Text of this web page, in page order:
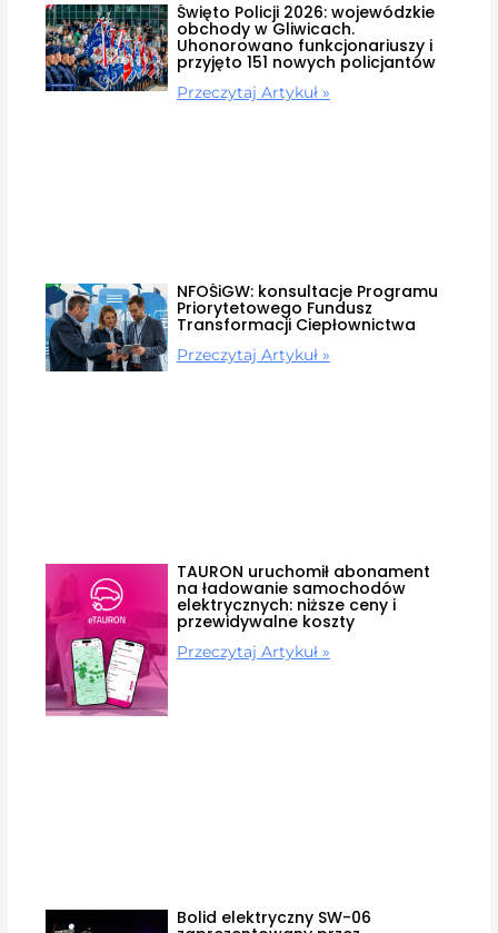
Święto Policji 2026: wojewódzkie
obchody w Gliwicach.
Uhonorowano funkcjonariuszy i
przyjęto 151 nowych policjantów
Przeczytaj Artykuł »
NFOŚiGW: konsultacje Programu
Priorytetowego Fundusz
Transformacji Ciepłownictwa
Przeczytaj Artykuł »
TAURON uruchomił abonament
na ładowanie samochodów
elektrycznych: niższe ceny i
przewidywalne koszty
Przeczytaj Artykuł »
Bolid elektryczny SW-06